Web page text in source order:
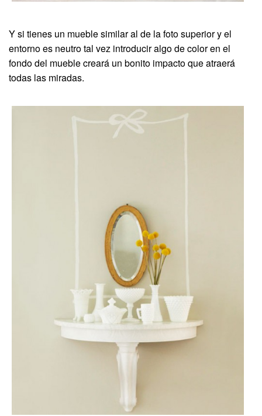
Y si tienes un mueble similar al de la foto superior y el
entorno es neutro tal vez introducir algo de color en el
fondo del mueble creará un bonito impacto que atraerá
todas las miradas.